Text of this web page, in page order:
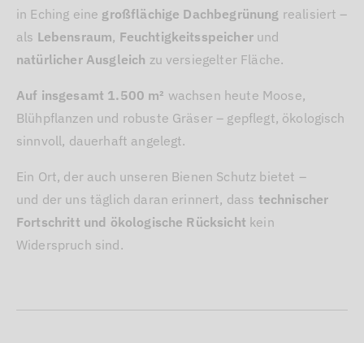
in Eching eine großflächige Dachbegrünung realisiert –
als Lebensraum, Feuchtigkeitsspeicherund
natürlicher Ausgleich zu versiegelter Fläche.
Auf insgesamt 1.500 m² wachsen heute Moose,
Blühpflanzen und robuste Gräser – gepflegt, ökologisch
sinnvoll, dauerhaft angelegt.
Ein Ort, der auch unseren Bienen Schutz bietet –
und der uns täglich daran erinnert, dass technischer
Fortschritt und ökologische Rücksicht kein
Widerspruch sind.